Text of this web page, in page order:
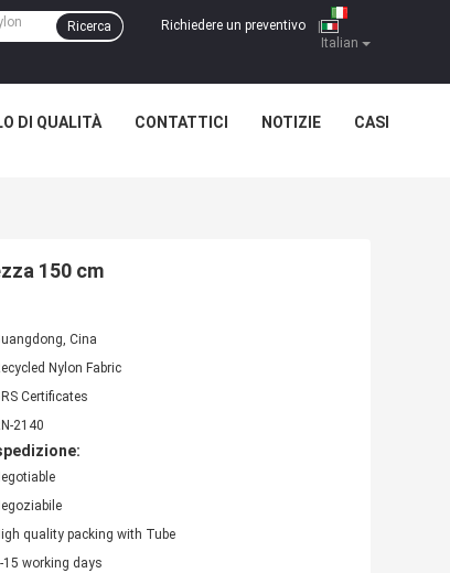
Italian
Richiedere un preventivo
Ricerca
DI QUALITÀ CONTATTICI NOTIZIE CASI
150 cm
Cina
Nylon Fabric
Certificates
2140
quality packing with Tube
15 working days